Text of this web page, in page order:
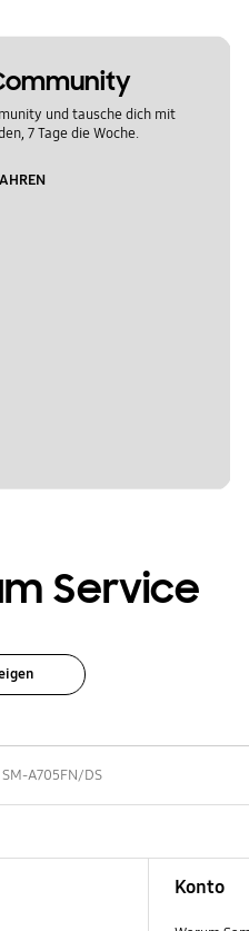
und tausche dich mit
7 Tage die Woche.
Service
SM-A705FN/DS
Konto